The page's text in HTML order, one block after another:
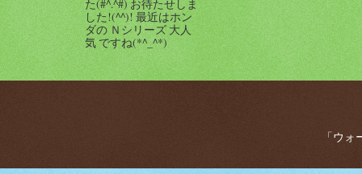
た(#^.^#) お待たせしま
した!(^^)! 最近はホン
ダの Ｎシリーズ 大人
気 ですね(*^_^*)
「ウ